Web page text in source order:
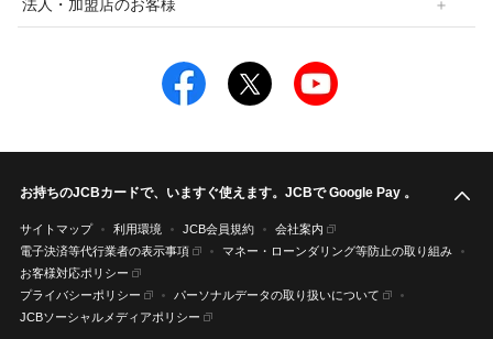
法人・加盟店のお客様
お持ちのJCBカードで、いますぐ使えます。JCBで Google Pay 。
サイトマップ 利用環境 JCB会員規約
会社案内
電子決済等代行業者の表示事項
マネー・ローンダリング等防止の取り組み
お客様対応ポリシー
プライバシーポリシー
パーソナルデータの取り扱いについて
JCBソーシャルメディアポリシー